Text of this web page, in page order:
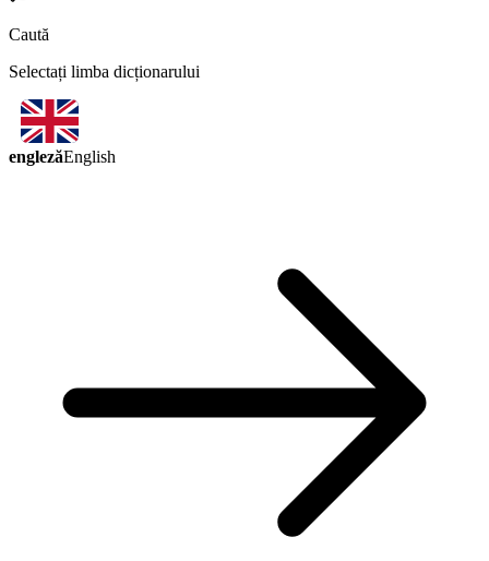
Caută
Selectați limba dicționarului
englezăEnglish